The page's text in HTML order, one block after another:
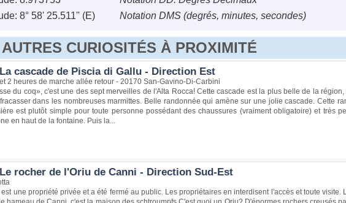
8° 58' 25.511'' (E) Notation DMS (degrés, minutes, secondes)
AUTRES CURIOSITÉS À PROXIMITÉ
cascade de Piscia di Gallu - Direction Est
2 heures de marche allée retour - 20170 San-Gavino-Di-Carbini
du coq», c'est une des sept merveilles de l'Alta Rocca! Cette cascade est la plus belle de la
dans les nombreuses marmittes. Belle randonnée qui amène sur une jolie cascade. Cette
est plutôt simple pour toute personne possédant des chaussures (vraiment obligatoire) et très
en haut de la fontaine. Puis la...
rocher de l'Oriu de Canni - Direction Sud-Est
une propriété privée et a été fermé au public. Les propriétaires en interdisent l'accès et toute visite.